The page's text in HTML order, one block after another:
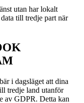
utan har lokalt
till tredje part när
i dagsläget att dina
tredje land utanför
av GDPR. Detta kan